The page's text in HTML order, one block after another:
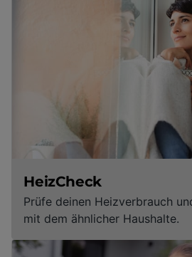
HeizCheck
Prüfe deinen Heizverbrauch
mit dem ähnlicher Haushalte.